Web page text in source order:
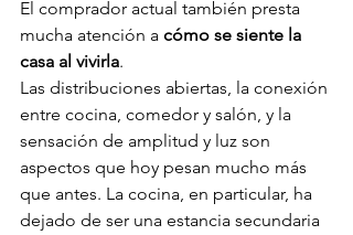
El comprador actual también presta
mucha atención a cómo se siente la
casa al vivirla.
Las distribuciones abiertas, la conexión
entre cocina, comedor y salón, y la
sensación de amplitud y luz son
aspectos que hoy pesan mucho más
que antes. La cocina, en particular, ha
dejado de ser una estancia secundaria